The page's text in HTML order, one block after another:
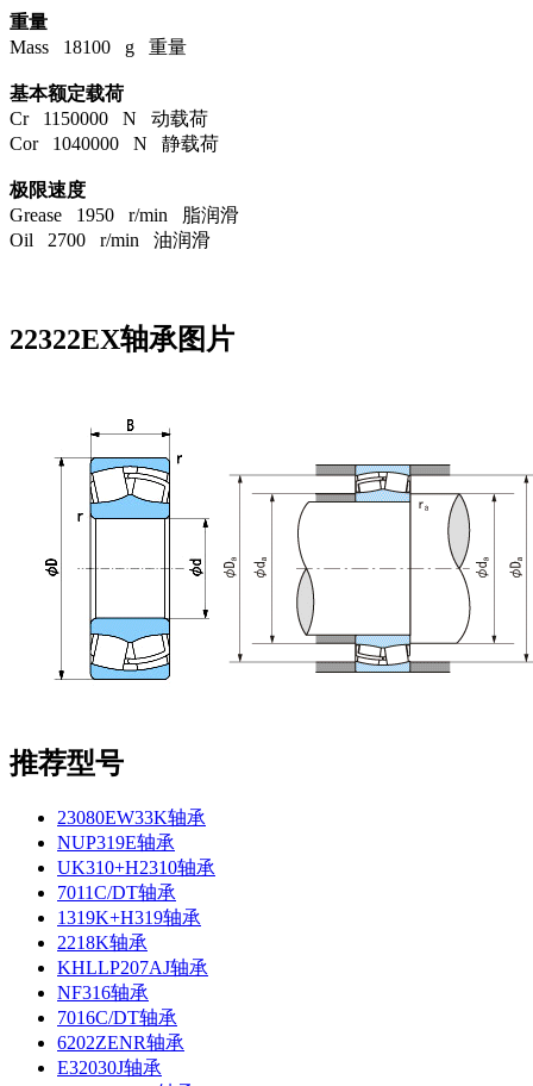
重量
Mass 18100 g 重量
基本额定载荷
Cr 1150000 N 动载荷
Cor 1040000 N 静载荷
极限速度
Grease 1950 r/min 脂润滑
Oil 2700 r/min 油润滑
22322EX轴承图片
推荐型号
23080EW33K轴承
NUP319E轴承
UK310+H2310轴承
7011C/DT轴承
1319K+H319轴承
2218K轴承
KHLLP207AJ轴承
NF316轴承
7016C/DT轴承
6202ZENR轴承
E32030J轴承